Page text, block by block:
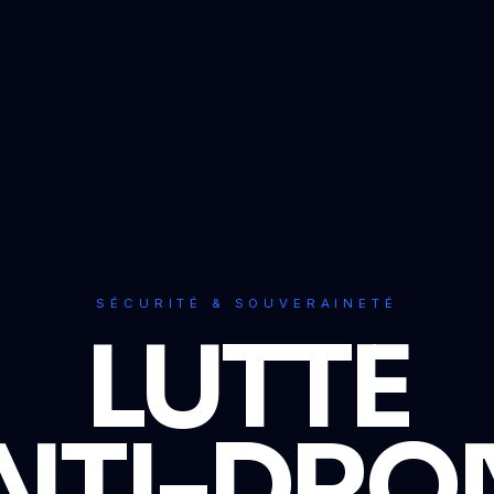
SÉCURITÉ & SOUVERAINETÉ
LUTTE